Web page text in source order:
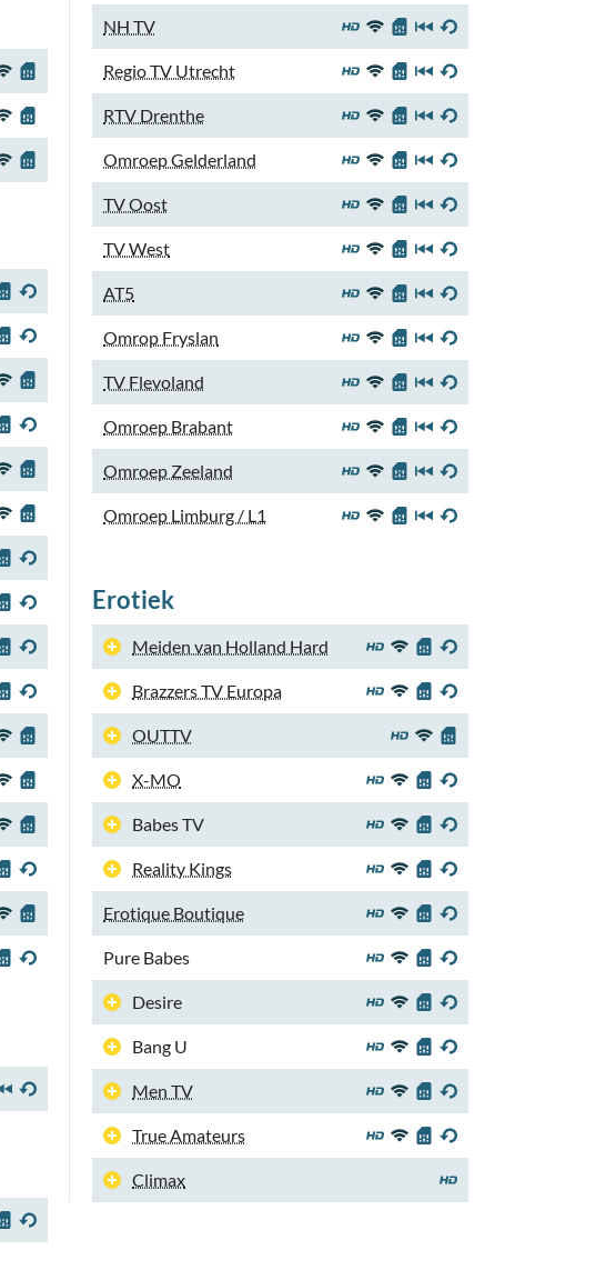
NH TV
Regio TV Utrecht
RTV Drenthe
Omroep Gelderland
TV Oost
TV West
AT5
Omrop Fryslan
TV Flevoland
Omroep Brabant
Omroep Zeeland
Omroep Limburg / L1
Erotiek
Meiden van Holland Hard
Brazzers TV Europa
OUTTV
X-MO
Babes TV
Reality Kings
Erotique Boutique
Pure Babes
Desire
Bang U
Men TV
True Amateurs
Climax